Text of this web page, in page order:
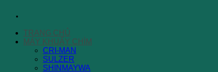
TRANG CHỦ
MÁY KHUẤY CHÌM
CRI-MAN
SULZER
SHINMAYWA